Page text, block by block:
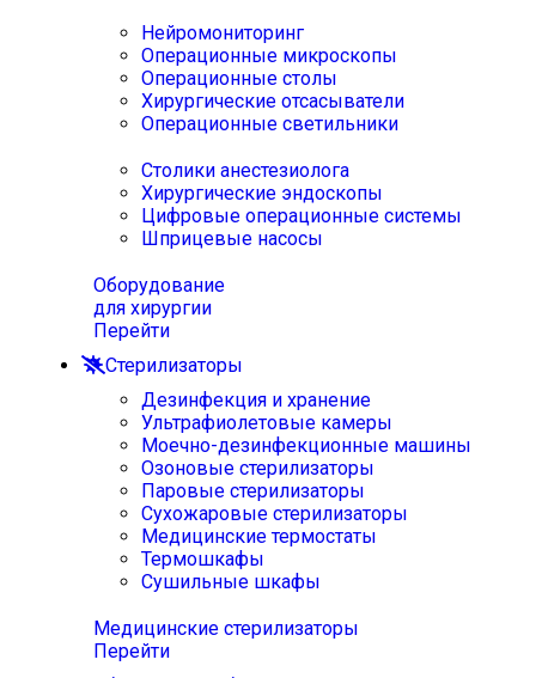
Нейромониторинг
Операционные микроскопы
Операционные столы
Хирургические отсасыватели
Операционные светильники
Столики анестезиолога
Хирургические эндоскопы
Цифровые операционные системы
Шприцевые насосы
Оборудование
для хирургии
Перейти
Стерилизаторы
Дезинфекция и хранение
Ультрафиолетовые камеры
Моечно-дезинфекционные машины
Озоновые стерилизаторы
Паровые стерилизаторы
Сухожаровые стерилизаторы
Медицинские термостаты
Термошкафы
Сушильные шкафы
Медицинские стерилизаторы
Перейти